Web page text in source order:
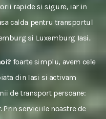
rapide si sigure, iar in
calda pentru transportul
si Luxemburg Iasi.
foarte simplu, avem cele
din Iasi si activam
de transport persoane:
Prin serviciile noastre de